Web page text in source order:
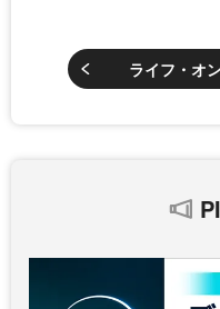
ライフ・オ